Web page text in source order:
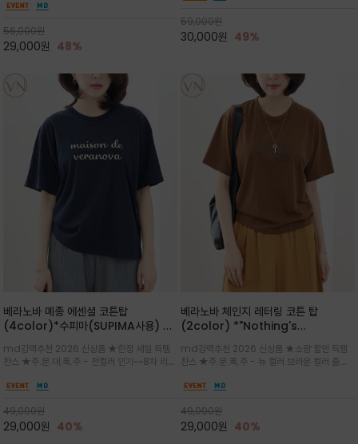
여유로운 감성/피부에 닿는 순간 기분 좋은 청량
56,000원
29,000원 48%
다.
59,000원
30,000원 49%
베라노바 메종 에센셜 코튼탑
(4color)*수피마(SUPIMA사용) 레
는 레터링 티셔츠
md강력추천 2026 신상품 ★한정 세일 득템
찬스 ★주.문.대.폭.주 - 전컬러 인기~~8차 리오
픽이나 컬러 조합을 통해 'Essential'한 무드를
좋은 컬러웨이와 디자인입니다^^
49,000원
29,000원 40%
베라노바 체인지 레터링 코튼 탑
(2color) *"Nothing's
도 일어나지않는것/감각적인 레터링 프
린팅이 돋보이는 베라노바 티셔츠
md강력추천 2026 신상품 ★소량 할인 득템
찬스 ★주.문.폭.주 - 뉴 컬러 브라운 컬러 출시~
무드를 만들고 기본 베이스의 컬러감이라 출근시
럽고 유연한 코튼 소재로 편안
49,000원
29,000원 40%